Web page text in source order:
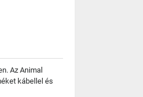
Az Animal
kábellel és